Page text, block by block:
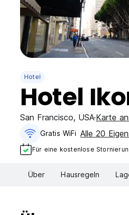
Hotel
Hotel
San Francisco, USA Karte
Gratis WiFi Alle 20
Für eine kostenlose
Über Hausregeln